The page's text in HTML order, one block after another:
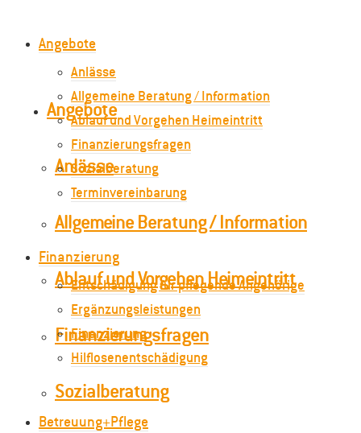
Angebote
Anlässe
Allgemeine Beratung / Information
Ablauf und Vorgehen Heimeintritt
Finanzierungsfragen
Sozialberatung
Angebote
Anlässe
Allgemeine Beratung / Information
Ablauf und Vorgehen Heimeintritt
Finanzierungsfragen
Sozialberatung
Terminvereinbarung
Finanzierung
Entschädigung für pflegende Angehörige
Ergänzungsleistungen
Finanzierung
Hilflosenentschädigung
Betreuung+Pflege